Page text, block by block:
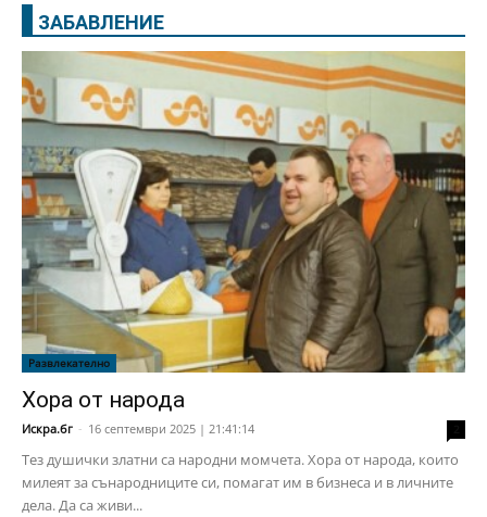
ЗАБАВЛЕНИЕ
Развлекателно
Хора от народа
Искра.бг - 16 септември 2025 | 21:41:14
Тез душички златни са народни момчета. Хора от народа, които
милеят за сънародниците си, помагат им в бизнеса и в личните
дела. Да са живи...